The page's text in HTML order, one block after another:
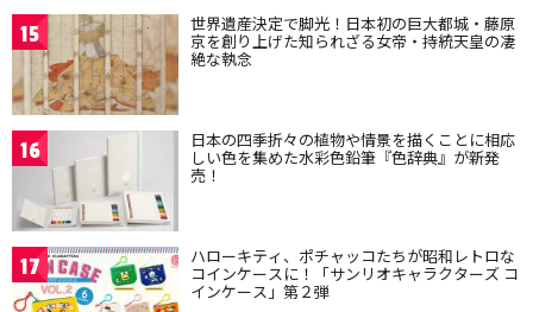
15 世界遺産決定で脚光！日本初の巨大都城・藤原
京を創り上げた知られざる女帝・持統天皇の凄
絶な執念
16 日本の四季折々の植物や情景を描くことに相応
しい色を集めた水彩色鉛筆『色辞典』が新発
売！
17 ハローキティ、ポチャッコたちが昭和レトロな
コインケースに！「サンリオキャラクターズ コ
インケース」第２弾